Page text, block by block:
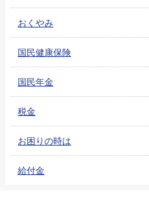
おくやみ
国民健康保険
国民年金
税金
お困りの時は
給付金